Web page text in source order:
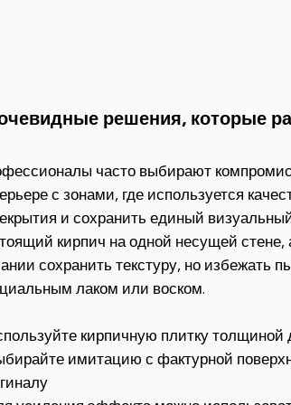
решения, которые
часто выбирают
с зонами, где используется
и сохранить единый
кирпич на одной несущей стене,
сохранить текстуру, но избежать
лаком или воском.
кирпичную плитку
имитацию с фактурной